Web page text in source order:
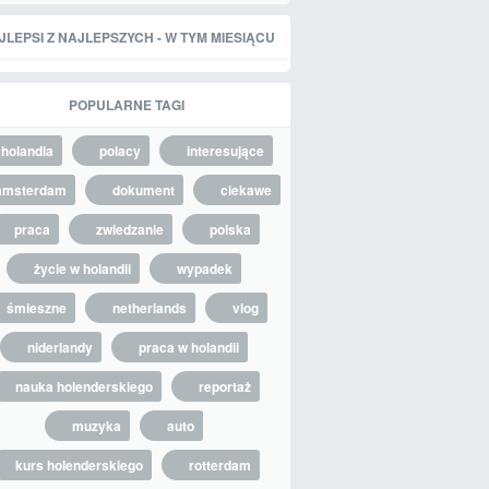
Z NAJLEPSZYCH - W TYM MIESIĄCU
POPULARNE TAGI
holandia polacy
interesujące
dokument
ciekawe
praca
zwiedzanie
polska
życie w holandii
wypadek
śmieszne
netherlands
vlog
niderlandy
praca w holandii
nauka holenderskiego
reportaż
muzyka
auto
kurs holenderskiego
rotterdam